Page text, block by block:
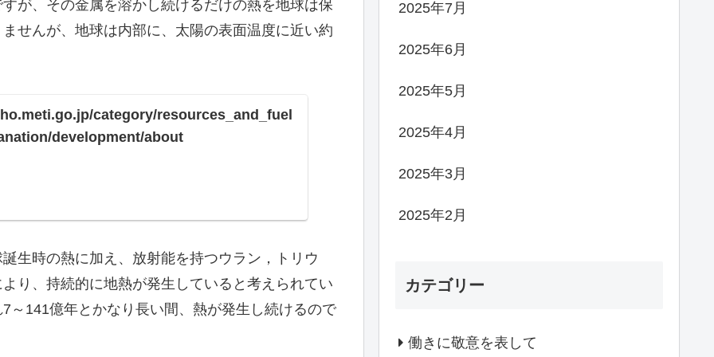
が、その金属を溶かし続けるだけの熱を地球は保
せんが、地球は内部に、太陽の表面温度に近い約
category/resources_and_fuel
development/about
生時の熱に加え、放射能を持つウラン，トリウ
り、持続的に地熱が発生していると考えられてい
～141億年とかなり長い間、熱が発生し続けるので
2025年7月
2025年6月
2025年5月
2025年4月
2025年3月
2025年2月
カテゴリー
働きに敬意を表して